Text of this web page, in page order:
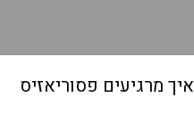
איך מרגיעים פסוריאזיס